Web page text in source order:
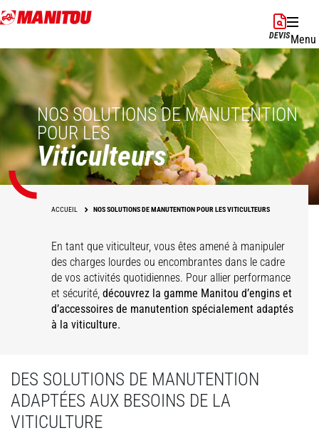
Aller
au
principal
DEVISMenu
NOS SOLUTIONS DE MANUTENTION
POUR LES
Viticulteurs
ACCUEIL NOS SOLUTIONS DE MANUTENTION POUR LES VITICULTEURS
En tant que viticulteur, vous êtes amené à manipuler
des charges lourdes ou encombrantes dans le cadre
de vos activités quotidiennes. Pour allier performance
et sécurité,découvrez la gamme Manitou d’engins et
d’accessoires de manutention spécialement adaptés
à la viticulture.
DES SOLUTIONS DE MANUTENTION
ADAPTÉES AUX BESOINS DE LA
VITICULTURE